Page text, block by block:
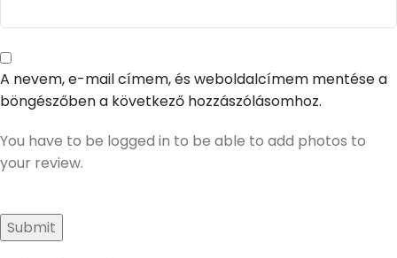
A nevem, e-mail címem, és weboldalcímem mentése a
böngészőben a következő hozzászólásomhoz.
You have to be logged in to be able to add photos to
your review.